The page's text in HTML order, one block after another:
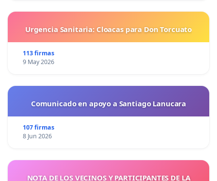
Urgencia Sanitaria: Cloacas para Don Torcuato
113 firmas
9 May 2026
Comunicado en apoyo a Santiago Lanucara
107 firmas
8 Jun 2026
NOTA DE LOS VECINOS Y PARTICIPANTES DE LA